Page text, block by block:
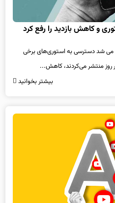
و کاهش بازدید را رفع کرد
می شد دسترسی به استوری‌های برخی
روز منتشر می‌کردند، کاهش...
بیشتر بخوانید